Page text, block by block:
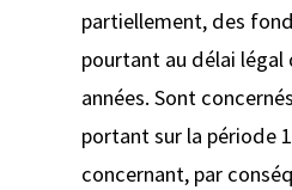
partiellement, des
pourtant au délai légal
années. Sont
portant sur la période
concernant, par